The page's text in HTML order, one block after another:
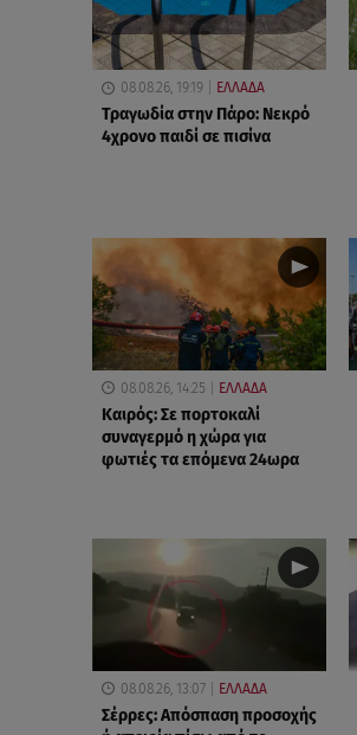
08.08.26, 19:19 ΕΛΛΑΔΑ
Τραγωδία στην Πάρο: Νεκρό
4χρονο παιδί σε πισίνα
08.08.26, 14:25 ΕΛΛΑΔΑ
Καιρός: Σε πορτοκαλί
συναγερμό η χώρα για
φωτιές τα επόμενα 24ωρα
08.08.26, 13:07 ΕΛΛΑΔΑ
Σέρρες: Απόσπαση προσοχής